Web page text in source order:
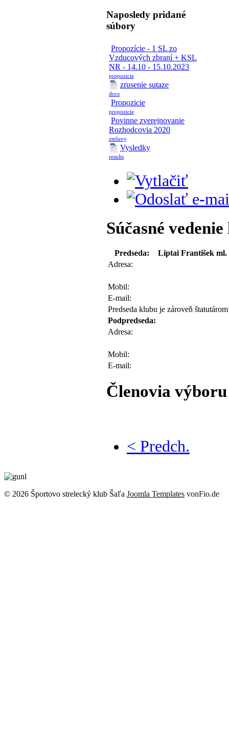
Naposledy pridané
súbory
Propozície - 1 SL zo
Vzducových zbraní + KSL
NR - 14.10 - 15.10.2023
propozicie
zrusenie sutaze
docs
Propozicie
propozicie
Povinne zverejnovanie
Rozhodcovia 2020
zmluvy
Vysledky
results
Súčasné
Predseda:
Liptai František ml.
Adresa:
Mobil:
E-mail:
Predseda klubu je zároveň štatutárom
Podpredseda:
Adresa:
Mobil:
E-mail:
Členovia
< Predch.
© 2026 Športovo strelecký klub Šaľa Joomla Templates vonFio.de